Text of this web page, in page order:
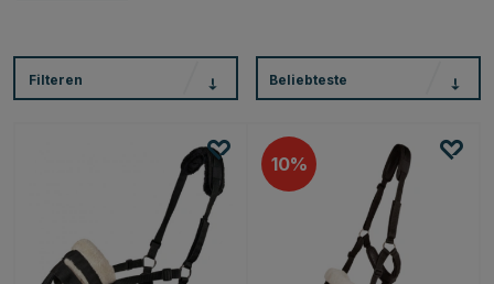
Filteren Beliebteste
10